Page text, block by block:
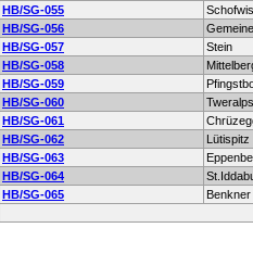
HB/SG-055
HB/SG-056
HB/SG-057
Stein
HB/SG-058
HB/SG-059
HB/SG-060
HB/SG-061
HB/SG-062
Lütispitz
HB/SG-063
HB/SG-064
HB/SG-065